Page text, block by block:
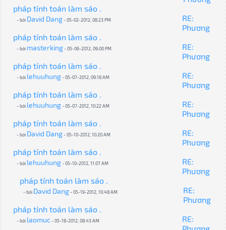
pháp tính toán làm sáo .
- bởi David Dang- 05-02-2012, 08:23 PM
RE:
Phương
pháp tính toán làm sáo .
- bởi masterking- 05-06-2012, 09:00 PM
RE:
Phương
pháp tính toán làm sáo .
- bởi lehuuhung- 05-07-2012, 09:18 AM
RE:
Phương
pháp tính toán làm sáo .
- bởi lehuuhung- 05-07-2012, 10:22 AM
RE:
Phương
pháp tính toán làm sáo .
- bởi David Dang- 05-10-2012, 10:20 AM
RE:
Phương
pháp tính toán làm sáo .
- bởi lehuuhung- 05-10-2012, 11:07 AM
RE:
Phương
pháp tính toán làm sáo .
- bởi David Dang- 05-19-2012, 10:48 AM
RE:
Phương
pháp tính toán làm sáo .
- bởi laomuc- 05-18-2012, 08:43 AM
RE: